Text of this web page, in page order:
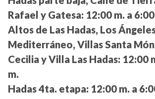
Rafael y Gatesa: 12:00 m. a
Altos de Las Hadas, Los
Mediterráneo, Villas Santa
Cecilia y Villa Las Hadas: 12:00
m.
Hadas 4ta. etapa: 12:00 m. a